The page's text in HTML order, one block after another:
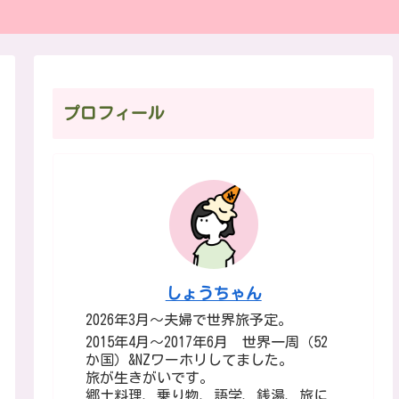
プロフィール
しょうちゃん
2026年3月～夫婦で世界旅予定。
2015年4月～2017年6月 世界一周（52
か国）&NZワーホリしてました。
旅が生きがいです。
郷土料理、乗り物、語学、銭湯、旅に